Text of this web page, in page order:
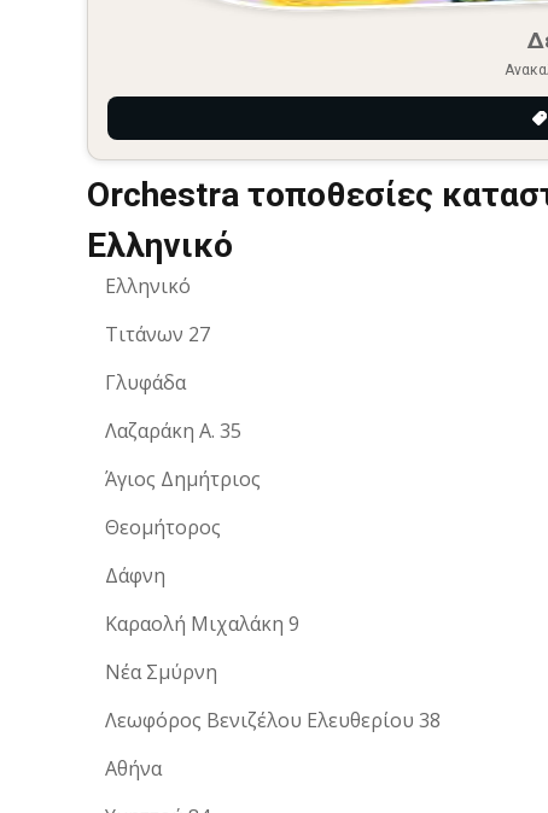
Orchestra τοποθεσίες
Ελληνικό
Ελληνικό
Τιτάνων 27
Γλυφάδα
Λαζαράκη Α. 35
Άγιος Δημήτριος
Θεομήτορος
Δάφνη
Καραολή Μιχαλάκη 9
Νέα Σμύρνη
Λεωφόρος Βενιζέλου Ελευθερίου 38
Αθήνα